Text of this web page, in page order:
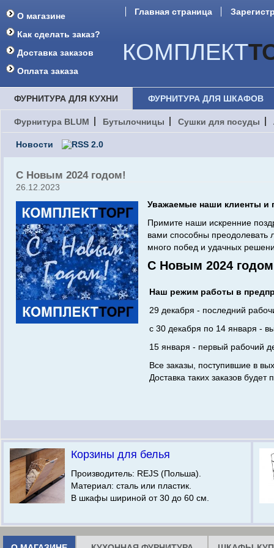
О магазине
Как сделать заказ?
Доставка заказов
Оплата заказа
Главная страница
КОМПЛЕКТ
ФУРНИТУРА ДЛЯ КУХНИ ФУРНИТУРА ДЛЯ ШКАФОВ
Фурнитура BLUM Бутылочницы Сушки для посуды
Новости
С Новым 2024 годом!
26.12.2023
Уважаемые наши клиенты и
Примите наши искренние
вами способны преодолевать
много побед и удачных
С Новым 2024
Наш режим работы в
29 декабря - последний
с 30 декабря по 14 января -
15 января - первый рабочий
Все заказы, поступившие в
Доставка таких заказов
Корзины для белья
Производитель: REJS (Польша).
Материал: сталь или пластик.
В шкафы шириной от 30 до 60 см.